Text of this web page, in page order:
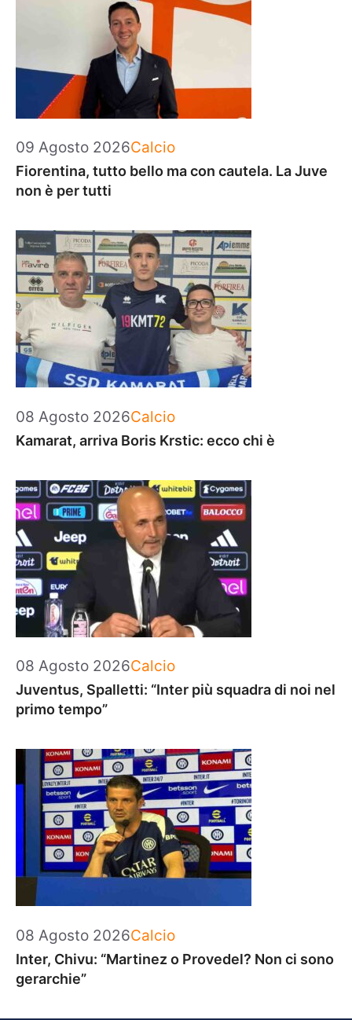
09 Agosto 2026Categorie
Calcio
Fiorentina, tutto bello ma con cautela. La Juve
non è per tutti
08 Agosto 2026Categorie
Calcio
Kamarat, arriva Boris Krstic: ecco chi è
08 Agosto 2026Categorie
Calcio
Juventus, Spalletti: “Inter più squadra di noi nel
primo tempo”
08 Agosto 2026Categorie
Calcio
Inter, Chivu: “Martinez o Provedel? Non ci sono
gerarchie”